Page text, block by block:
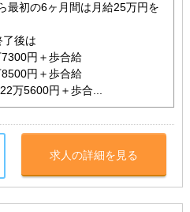
最初の6ヶ月間は月給25万円を
了後は
円＋歩合給
円＋歩合給
万5600円＋歩合...
求人の詳細を見る